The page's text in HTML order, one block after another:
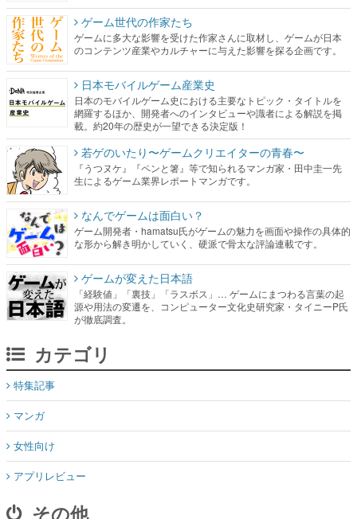
ゲーム世代の作家たち
ゲームに多大な影響を受けた作家さんに取材し、ゲームが日本
のコンテンツ産業やカルチャーに与えた影響を探る企画です。
日本モバイルゲーム産業史
日本のモバイルゲーム史における主要なトピック・タイトルを
網羅するほか、開発者へのインタビューや識者による解説を掲
載。約20年の歴史が一望できる決定版！
若ゲのいたり〜ゲームクリエイターの青春〜
『うつヌケ』『ペンと箸』等で知られるマンガ家・田中圭一先
生によるゲーム業界レポートマンガです。
なんでゲームは面白い？
ゲーム開発者・hamatsu氏がゲームの魅力を画面や操作の具体的
な形から解き明かしていく、硬派で骨太な評論連載です。
ゲームが変えた日本語
「経験値」「裏技」「ラスボス」… ゲームにまつわる言葉の起
源や用法の変遷を、コンピューター文化史研究家・タイニーP氏
が徹底調査。
カテゴリ
特集記事
マンガ
女性向け
アプリレビュー
その他